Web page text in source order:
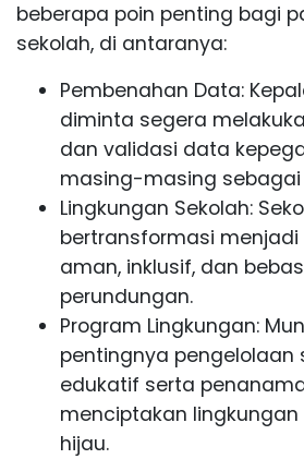
beberapa poin penting bagi
sekolah, di antaranya:
Pembenahan Data:
diminta segera
dan validasi data
masing-masing
Lingkungan Sekolah:
bertransformasi
aman, inklusif, dan
perundungan.
Program Lingkungan:
pentingnya pengelolaan
edukatif serta
menciptakan
hijau.